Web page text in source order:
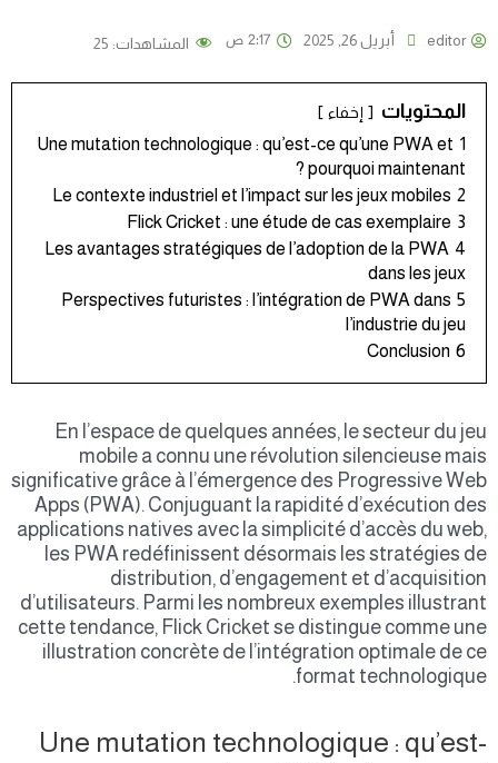
editor أبريل 26, 2025 2:17 ص المشاهدات: 25
المحتويات إخفاء
1
Une mutation technologique : qu’est-ce qu’une PWA et
pourquoi maintenant ?
2
Le contexte industriel et l’impact sur les jeux mobiles
3
Flick Cricket : une étude de cas exemplaire
4
Les avantages stratégiques de l’adoption de la PWA
dans les jeux
5
Perspectives futuristes : l’intégration de PWA dans
l’industrie du jeu
6
Conclusion
En l’espace de quelques années, le secteur du jeu
mobile a connu une révolution silencieuse mais
significative grâce à l’émergence des Progressive Web
Apps (PWA). Conjuguant la rapidité d’exécution des
applications natives avec la simplicité d’accès du web,
les PWA redéfinissent désormais les stratégies de
distribution, d’engagement et d’acquisition
d’utilisateurs. Parmi les nombreux exemples illustrant
cette tendance, Flick Cricket se distingue comme une
illustration concrète de l’intégration optimale de ce
format technologique.
Une mutation technologique : qu’est-